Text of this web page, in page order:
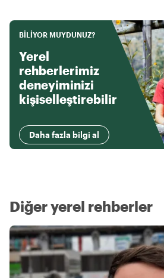
BILIYOR MUYDUNUZ?
Yerel
rehberlerimiz
deneyiminizi
kişiselleştirebilir
Daha fazla bilgi al
Diğer yerel rehberler